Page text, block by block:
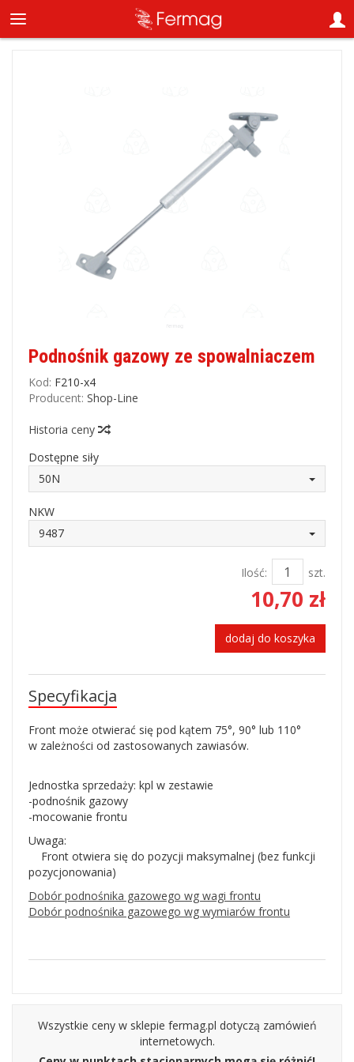
Podnośnik gazowy ze spowalniaczem
Kod: F210-x4
Producent: Shop-Line
Historia ceny
Dostępne siły
50N
NKW
9487
Ilość: szt.
10,70 zł
dodaj do koszyka
Specyfikacja
Front może otwierać się pod kątem 75°, 90° lub 110°
w zależności od zastosowanych zawiasów.
Jednostka sprzedaży: kpl w zestawie
-podnośnik gazowy
-mocowanie frontu
Uwaga:
Front otwiera się do pozycji maksymalnej (bez funkcji
pozycjonowania)
Dobór podnośnika gazowego wg wagi frontu
Dobór podnośnika gazowego wg wymiarów frontu
Wszystkie ceny w sklepie fermag.pl dotyczą zamówień
internetowych.